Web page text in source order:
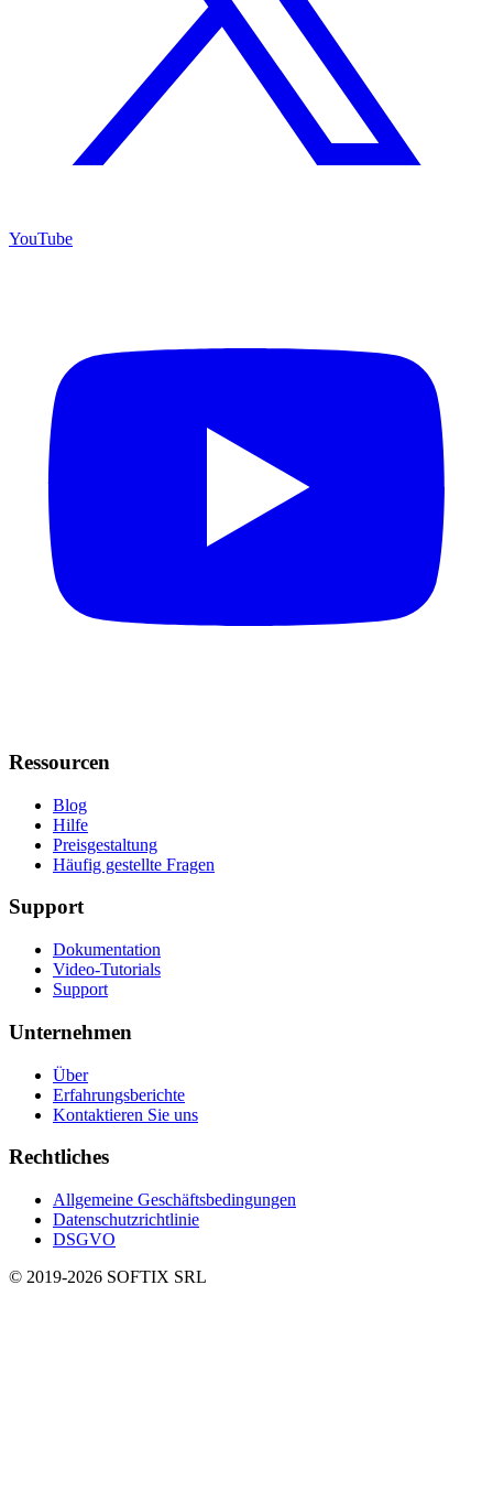
YouTube
Ressourcen
Blog
Hilfe
Preisgestaltung
Häufig gestellte Fragen
Support
Dokumentation
Video-Tutorials
Support
Unternehmen
Über
Erfahrungsberichte
Kontaktieren Sie uns
Rechtliches
Allgemeine Geschäftsbedingungen
Datenschutzrichtlinie
DSGVO
© 2019-2026 SOFTIX SRL